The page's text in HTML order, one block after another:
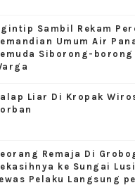
Sambil Rekam
Umum Air
Siborong-
Liar Di Kropak
Remaja Di
ke Sungai
Pelaku Langsung